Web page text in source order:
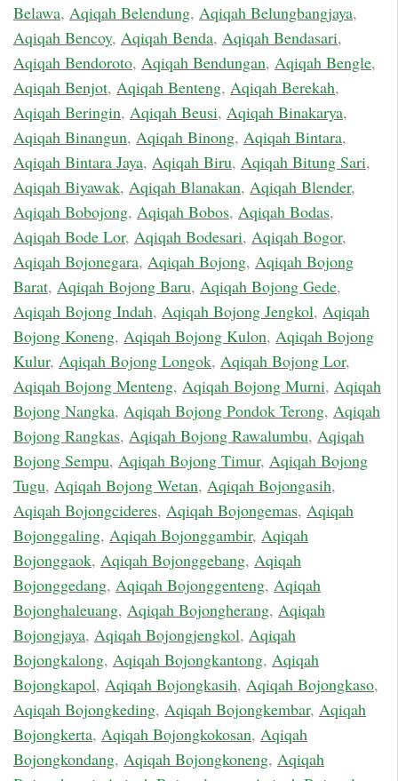
Belawa, Aqiqah Belendung, Aqiqah Belungbangjaya,
Aqiqah Bencoy, Aqiqah Benda, Aqiqah Bendasari,
Aqiqah Bendoroto, Aqiqah Bendungan, Aqiqah Bengle,
Aqiqah Benjot, Aqiqah Benteng, Aqiqah Berekah,
Aqiqah Beringin, Aqiqah Beusi, Aqiqah Binakarya,
Aqiqah Binangun, Aqiqah Binong, Aqiqah Bintara,
Aqiqah Bintara Jaya, Aqiqah Biru, Aqiqah Bitung Sari,
Aqiqah Biyawak, Aqiqah Blanakan, Aqiqah Blender,
Aqiqah Bobojong, Aqiqah Bobos, Aqiqah Bodas,
Aqiqah Bode Lor, Aqiqah Bodesari, Aqiqah Bogor,
Aqiqah Bojonegara, Aqiqah Bojong, Aqiqah Bojong
Barat, Aqiqah Bojong Baru, Aqiqah Bojong Gede,
Aqiqah Bojong Indah, Aqiqah Bojong Jengkol, Aqiqah
Bojong Koneng, Aqiqah Bojong Kulon, Aqiqah Bojong
Kulur, Aqiqah Bojong Longok, Aqiqah Bojong Lor,
Aqiqah Bojong Menteng, Aqiqah Bojong Murni, Aqiqah
Bojong Nangka, Aqiqah Bojong Pondok Terong, Aqiqah
Bojong Rangkas, Aqiqah Bojong Rawalumbu, Aqiqah
Bojong Sempu, Aqiqah Bojong Timur, Aqiqah Bojong
Tugu, Aqiqah Bojong Wetan, Aqiqah Bojongasih,
Aqiqah Bojongcideres, Aqiqah Bojongemas, Aqiqah
Bojonggaling, Aqiqah Bojonggambir, Aqiqah
Bojonggaok, Aqiqah Bojonggebang, Aqiqah
Bojonggedang, Aqiqah Bojonggenteng, Aqiqah
Bojonghaleuang, Aqiqah Bojongherang, Aqiqah
Bojongjaya, Aqiqah Bojongjengkol, Aqiqah
Bojongkalong, Aqiqah Bojongkantong, Aqiqah
Bojongkapol, Aqiqah Bojongkasih, Aqiqah Bojongkaso,
Aqiqah Bojongkeding, Aqiqah Bojongkembar, Aqiqah
Bojongkerta, Aqiqah Bojongkokosan, Aqiqah
Bojongkondang, Aqiqah Bojongkoneng, Aqiqah